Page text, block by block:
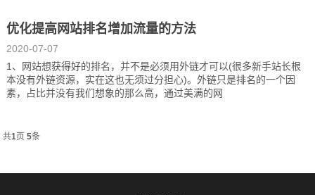
优化提高网站排名增加流量的方法
2020-07-07
1、网站想获得好的排名，并不是必须用外链才可以(很多新手站长根
本没有外链资源，实在这也无须过分担心)。外链只是排名的一个因
素，占比并没有我们想象的那么高，通过美满的网
共1页5条